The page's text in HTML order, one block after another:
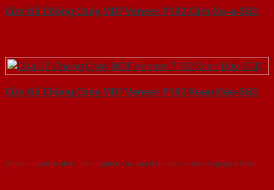
Cửa Gỗ Chống Cháy MDF Veneer P1R2 Căm Xe-a-SGD
Cửa Gỗ Chống Cháy MDF Veneer P1R2 Xoan Đào-SGD
Với kinh nghiệm nhiêu năm nghiên cứu cửa theo tiêu chuẩn công nghệ Châu